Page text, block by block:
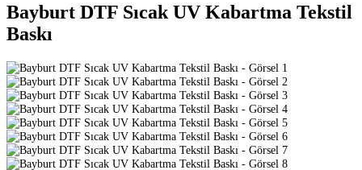
Bayburt DTF Sıcak UV Kabartma Tekstil
Baskı